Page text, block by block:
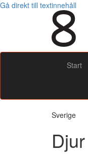
Gå direkt till textinnehåll
Start
Sverige